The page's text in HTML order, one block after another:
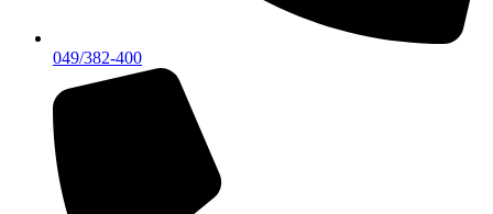
049/382-400